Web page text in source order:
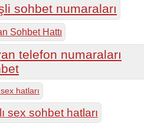
sohbet numaraları
Sohbet Hattı
telefon numaraları
hatları
sex sohbet hatları